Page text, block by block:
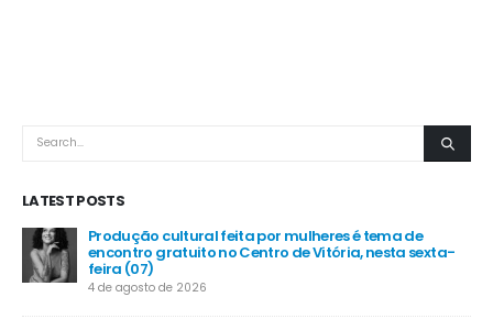
LATEST POSTS
Produção cultural feita por mulheres é tema de
encontro gratuito no Centro de Vitória, nesta sexta-
feira (07)
4 de agosto de 2026